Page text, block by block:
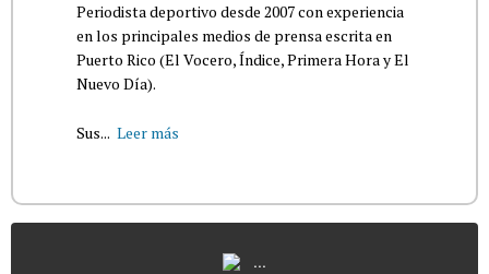
Periodista deportivo desde 2007 con experiencia
en los principales medios de prensa escrita en
Puerto Rico (El Vocero, Índice, Primera Hora y El
Nuevo Día).
Sus... Leer más
...